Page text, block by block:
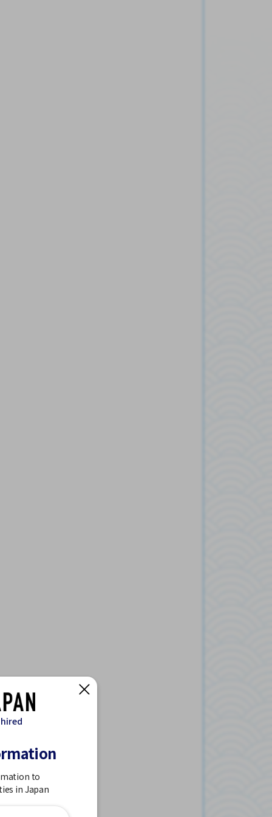
to
in Japan